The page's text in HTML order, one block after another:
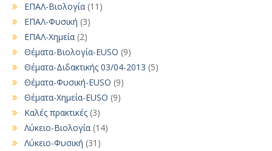
ΕΠΑΛ-Βιολογία (11)
ΕΠΑΛ-Φυσική (3)
ΕΠΑΛ-Χημεία (2)
Θέματα-Βιολογία-EUSO (9)
Θέματα-Διδακτικής 03/04-2013 (5)
Θέματα-Φυσική-EUSO (9)
Θέματα-Χημεία-EUSO (9)
Καλές πρακτικές (3)
Λύκειο-Βιολογία (14)
Λύκειο-Φυσική (31)